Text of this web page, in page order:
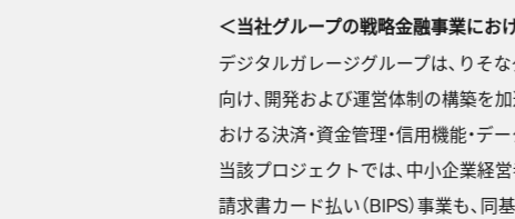
＜当社グループの戦略金融事業にお
デジタルガレージグループは、りそ
向け、開発および運営体制の構築を
おける決済・資金管理・信用機能・
当該プロジェクトでは、中小企業経
請求書カード払い（BIPS）事業も、